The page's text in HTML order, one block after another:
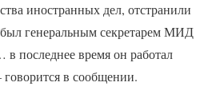
иностранных дел, отстранили
генеральным секретарем МИД
последнее время он работал
в сообщении.